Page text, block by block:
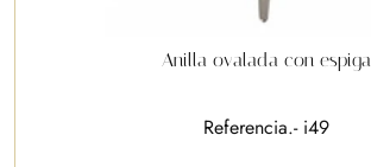
Anilla ovalada con espiga
Referencia.- i49